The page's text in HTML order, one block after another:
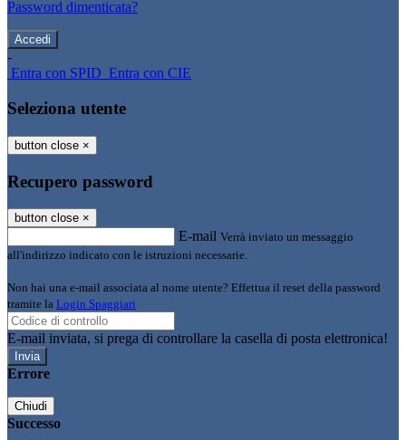
Password dimenticata?
-
Entra con SPID Entra con CIE
Seleziona utente
button close ×
Recupero password
button close ×
E-mail Verrà inviato un messaggio
all'indirizzo indicato con le istruzioni necessarie.
Non hai una e-mail associata al nome utente? Effettua il reset della password
tramite la Login Spaggiari
E-mail inviata, si prega di controllare la casella di posta elettronica!
Errore
Chiudi
Successo